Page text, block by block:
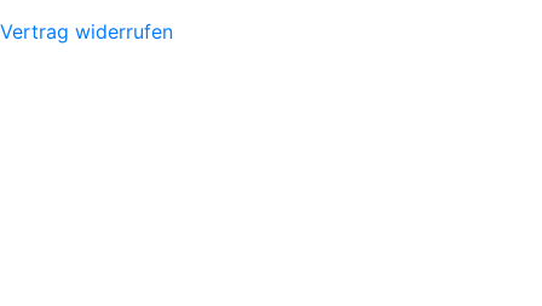
Vertrag widerrufen